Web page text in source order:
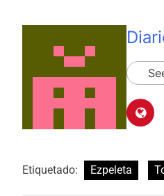
Etiquetado: Ezpeleta